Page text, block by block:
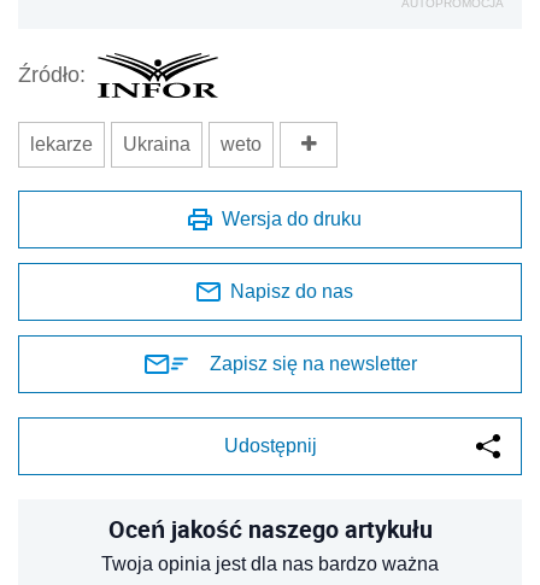
Źródło:
lekarze Ukraina weto
Wersja do druku
Napisz do nas
Zapisz się na newsletter
Udostępnij
Oceń jakość naszego artykułu
Twoja opinia jest dla nas bardzo ważna